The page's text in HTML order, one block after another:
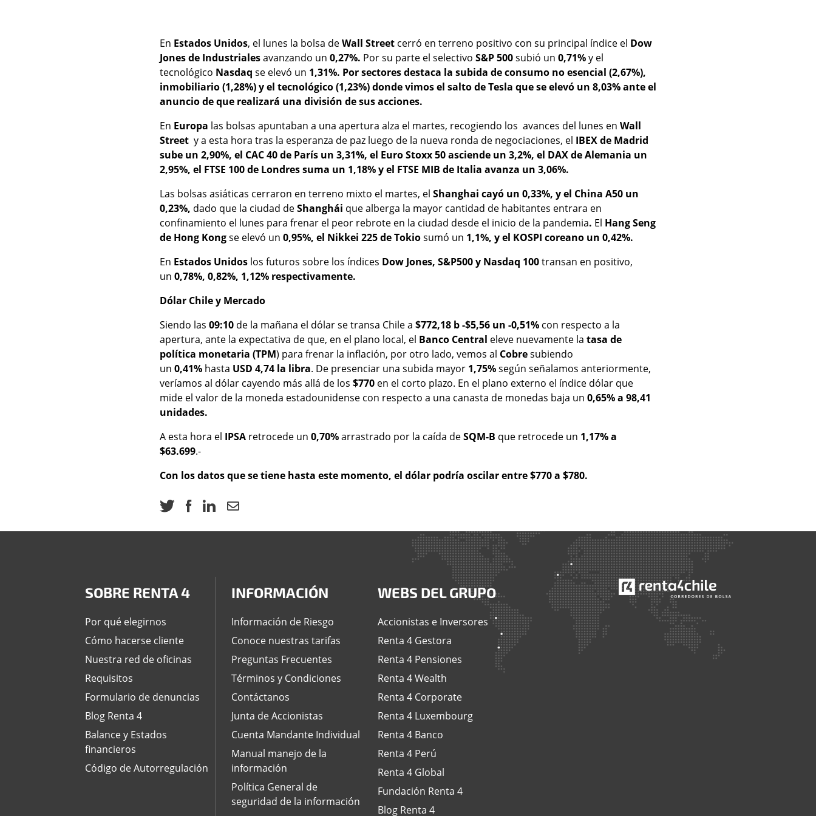
En Estados Unidos, el lunes la bolsa deWall Street cerró en terreno positivo con su principal índice el Dow
Jones de Industrialesavanzando un 0,27%. Por su parte el selectivo S&P 500subió un 0,71%y el
tecnológico Nasdaq se elevó un 1,31%. Por sectores destaca la subida de consumo no esencial (2,67%),
inmobiliario (1,28%) y el tecnológico (1,23%) donde vimos el salto de Tesla que se elevó un 8,03% ante el
anuncio de que realizará una división de sus acciones.
En Europa las bolsas apuntaban a una apertura alza el martes, recogiendo los avances del lunes en Wall
Street y a esta hora tras la esperanza de paz luego de la nueva ronda de negociaciones, el IBEX de Madrid
sube un 2,90%, el CAC 40 de París un 3,31%, el Euro Stoxx 50 asciende un 3,2%, el DAX de Alemania un
2,95%, el FTSE 100 de Londres suma un 1,18% y el FTSE MIB de Italia avanza un 3,06%.
Las bolsas asiáticas cerraron en terreno mixto el martes, el Shanghai cayó un 0,33%, y el China A50 un
0,23%, dado que la ciudad deShanghái que alberga la mayor cantidad de habitantes entrara en
confinamiento el lunes para frenar el peor rebrote en la ciudad desde el inicio de la pandemia. El Hang Seng
de Hong Kongse elevó un 0,95%, el Nikkei 225 de Tokiosumó un 1,1%, y el KOSPI coreano un 0,42%.
En Estados Unidos los futuros sobre los índices Dow Jones, S&P500 y Nasdaq 100transan en positivo,
un 0,78%, 0,82%, 1,12% respectivamente.
Dólar Chile y Mercado
Siendo las 09:10 de la mañana el dólar se transa Chile a $772,18 b -$5,56 un -0,51% con respecto a la
apertura, ante la expectativa de que, en el plano local, el Banco Central eleve nuevamente la tasa de
política monetaria (TPM) para frenar la inflación, por otro lado, vemos al Cobresubiendo
un 0,41% hasta USD 4,74 la libra. De presenciar una subida mayor 1,75%según señalamos anteriormente,
veríamos al dólar cayendo más allá de los $770 en el corto plazo. En el plano externo el índice dólar que
mide el valor de la moneda estadounidense con respecto a una canasta de monedas baja un 0,65% a 98,41
unidades.
A esta hora el IPSA retrocede un 0,70%arrastrado por la caída deSQM-B que retrocede un 1,17% a
$63.699.-
Con los datos que se tiene hasta este momento, el dólar podría oscilar entre $770 a $780.
SOBRE RENTA 4
Por qué elegirnos
Cómo hacerse cliente
Nuestra red de oficinas
Requisitos
Formulario de denuncias
Blog Renta 4
Balance y Estados
financieros
Código de Autorregulación
INFORMACIÓN
Información de Riesgo
Conoce nuestras tarifas
Preguntas Frecuentes
Términos y Condiciones
Contáctanos
Junta de Accionistas
Cuenta Mandante Individual
Manual manejo de la
información
Política General de
seguridad de la información
WEBS DEL GRUPO
Accionistas e Inversores
Renta 4 Gestora
Renta 4 Pensiones
Renta 4 Wealth
Renta 4 Corporate
Renta 4 Luxembourg
Renta 4 Banco
Renta 4 Perú
Renta 4 Global
Fundación Renta 4
Blog Renta 4